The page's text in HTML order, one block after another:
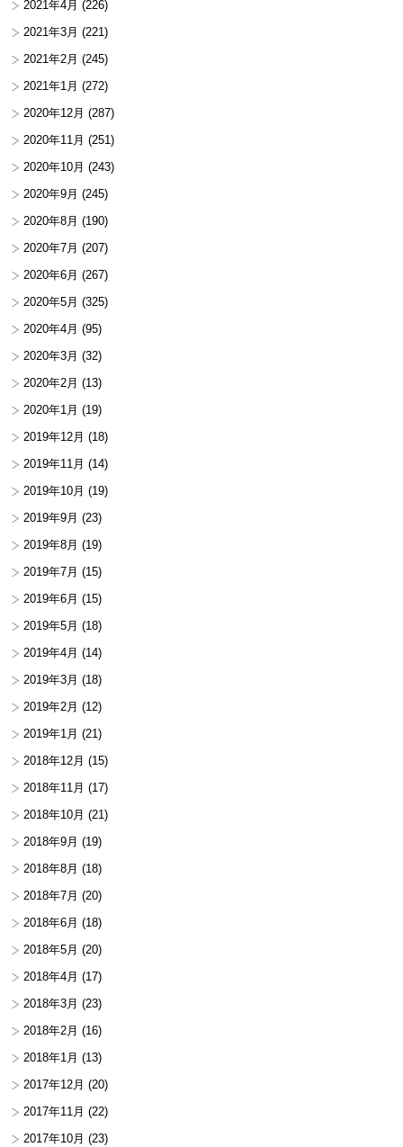
2021年4月 (226)
2021年3月 (221)
2021年2月 (245)
2021年1月 (272)
2020年12月 (287)
2020年11月 (251)
2020年10月 (243)
2020年9月 (245)
2020年8月 (190)
2020年7月 (207)
2020年6月 (267)
2020年5月 (325)
2020年4月 (95)
2020年3月 (32)
2020年2月 (13)
2020年1月 (19)
2019年12月 (18)
2019年11月 (14)
2019年10月 (19)
2019年9月 (23)
2019年8月 (19)
2019年7月 (15)
2019年6月 (15)
2019年5月 (18)
2019年4月 (14)
2019年3月 (18)
2019年2月 (12)
2019年1月 (21)
2018年12月 (15)
2018年11月 (17)
2018年10月 (21)
2018年9月 (19)
2018年8月 (18)
2018年7月 (20)
2018年6月 (18)
2018年5月 (20)
2018年4月 (17)
2018年3月 (23)
2018年2月 (16)
2018年1月 (13)
2017年12月 (20)
2017年11月 (22)
2017年10月 (23)